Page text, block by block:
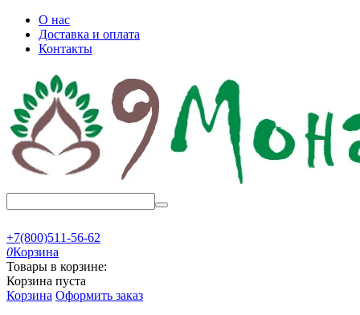
О нас
Доставка и оплата
Контакты
+7(800)511-56-62
0Корзина
Товары в корзине:
Корзина пуста
Корзина Оформить заказ